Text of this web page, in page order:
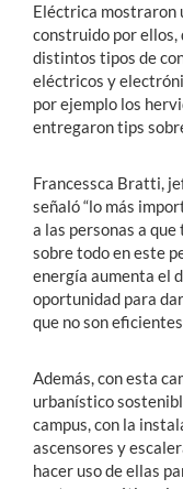
Eléctrica mostraron
construido por ellos,
distintos tipos de
eléctricos y
por ejemplo los
entregaron tips
Francessca Bratti,
señaló “lo más
a las personas a
sobre todo en este
energía aumenta el
oportunidad para
que no son
Además, con esta
urbanístico
campus, con la
ascensores y
hacer uso de ellas